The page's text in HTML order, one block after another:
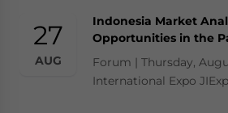
27
AUG
Indonesia Market
Opportunities in the
Forum | Thursday,
International Expo